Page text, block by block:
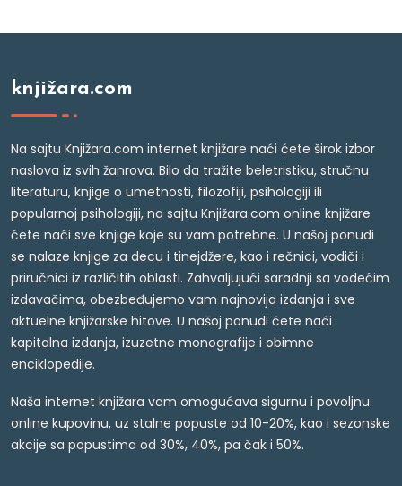
knjižara.com
Na sajtu Knjižara.com internet knjižare naći ćete širok izbor
naslova iz svih žanrova. Bilo da tražite beletristiku, stručnu
literaturu, knjige o umetnosti, filozofiji, psihologiji ili
popularnoj psihologiji, na sajtu Knjižara.com online knjižare
ćete naći sve knjige koje su vam potrebne. U našoj ponudi
se nalaze knjige za decu i tinejdžere, kao i rečnici, vodiči i
priručnici iz različitih oblasti. Zahvaljujući saradnji sa vodećim
izdavačima, obezbeđujemo vam najnovija izdanja i sve
aktuelne knjižarske hitove. U našoj ponudi ćete naći
kapitalna izdanja, izuzetne monografije i obimne
enciklopedije.
Naša internet knjižara vam omogućava sigurnu i povoljnu
online kupovinu, uz stalne popuste od 10-20%, kao i sezonske
akcije sa popustima od 30%, 40%, pa čak i 50%.